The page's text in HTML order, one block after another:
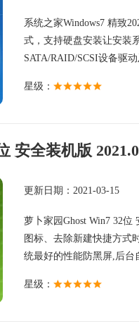
系统之家Windows7 精致
式，支持硬盘安装让安装
SATA/RAID/SCSI设备驱
星级：
安全装机版
更新日期：2021-03-15
萝卜家园Ghost Win7 32
图标、去除新建快捷方式
统最好的性能防黑屏,后台
星级：